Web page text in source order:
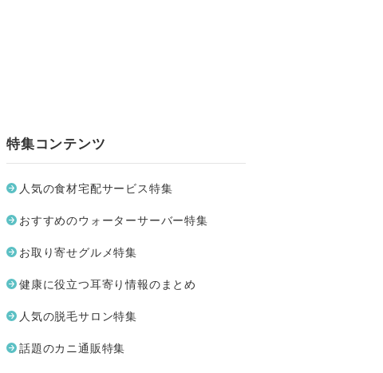
特集コンテンツ
人気の食材宅配サービス特集
おすすめのウォーターサーバー特集
お取り寄せグルメ特集
健康に役立つ耳寄り情報のまとめ
人気の脱毛サロン特集
話題のカニ通販特集